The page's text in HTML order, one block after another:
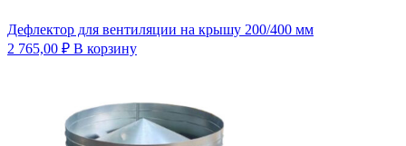
Дефлектор для вентиляции на крышу 200/400 мм
2 765,00 ₽ В корзину